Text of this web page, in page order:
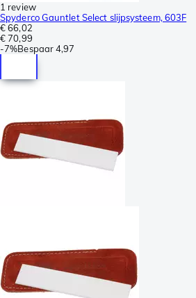
1 review
Spyderco Gauntlet Select slijpsysteem, 603F
€ 66,02
€ 70,99
-7%Bespaar4,97